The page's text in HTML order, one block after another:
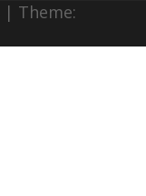
| Theme: